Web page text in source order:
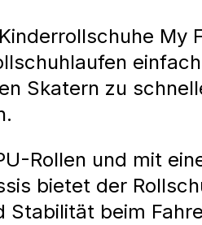
My
Skatern zu
Rollen und mit
bietet der
Stabilität beim